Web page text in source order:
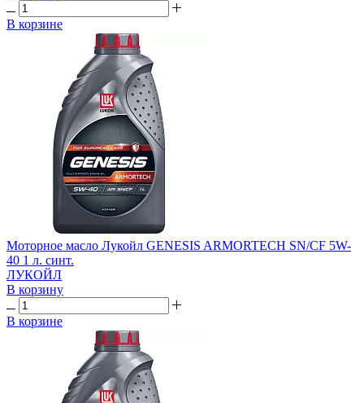
В корзине
Моторное масло Лукойл GENESIS ARMORTECH SN/CF 5W-
40 1 л. синт.
ЛУКОЙЛ
В корзину
В корзине